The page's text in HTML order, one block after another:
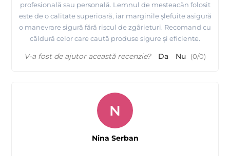
profesională sau personală. Lemnul de mesteacăn folosit
este de o calitate superioară, iar marginile șlefuite asigură
o manevrare sigură fără riscul de zgârieturi. Recomand cu
căldură celor care caută produse sigure și eficiente.
V-a fost de ajutor această recenzie? Da Nu (0/0)
N
Nina Serban